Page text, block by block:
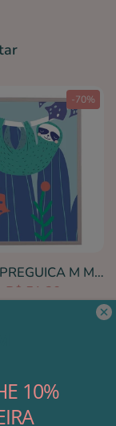
-70%
QUADRO PREGUICA M MAMA LOVES YOU (MOLDURANM)
R$ 51,30